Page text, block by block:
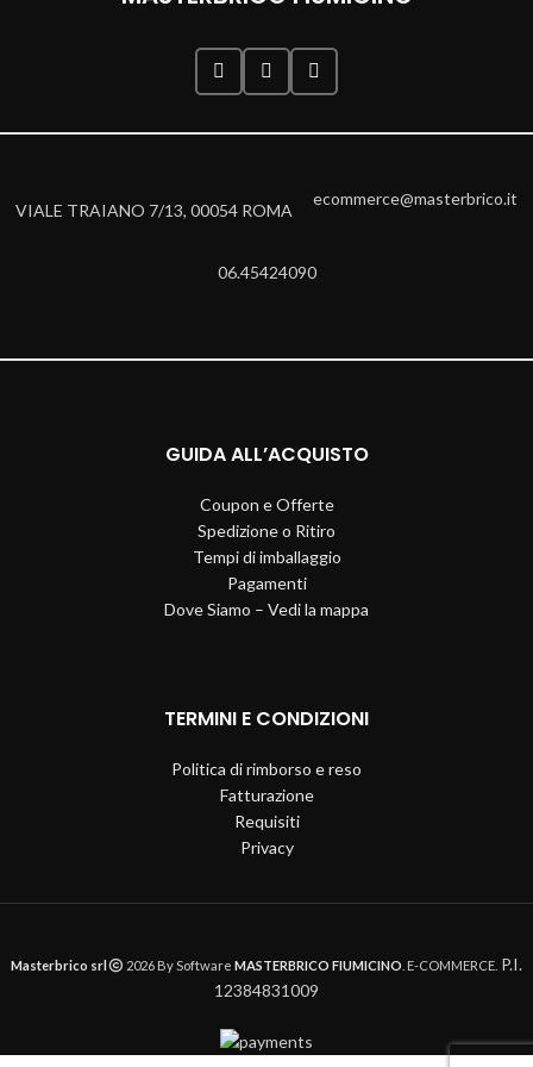
VIALE TRAIANO 7/13, 00054 ROMA
ecommerce@masterbrico.it
06.45424090
GUIDA ALL’ACQUISTO
Coupon e Offerte
Spedizione o Ritiro
Tempi di imballaggio
Pagamenti
Dove Siamo – Vedi la mappa
TERMINI E CONDIZIONI
Politica di rimborso e reso
Fatturazione
Requisiti
Privacy
Masterbrico srl 2026 By Software MASTERBRICO FIUMICINO . E-COMMERCE. P.I.
12384831009